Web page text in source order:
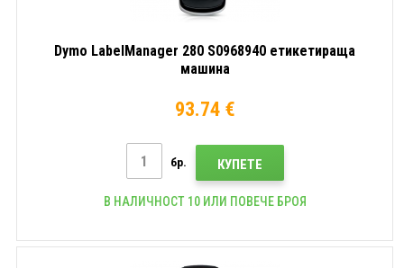
Dymo LabelManager 280 S0968940 етикетираща
машина
93.74 €
бр. КУПЕТЕ
В НАЛИЧНОСТ 10 ИЛИ ПОВЕЧЕ БРОЯ